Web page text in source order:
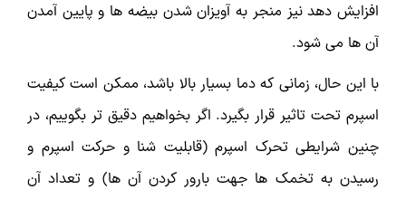
افزایش دهد نیز منجر به آویزان شدن بیضه ها و پایین آمدن
آن ها می شود.
با این حال، زمانی که دما بسیار بالا باشد، ممکن است کیفیت
اسپرم تحت تاثیر قرار بگیرد. اگر بخواهیم دقیق تر بگوییم، در
چنین شرایطی تحرک اسپرم (قابلیت شنا و حرکت اسپرم و
رسیدن به تخمک ها جهت بارور کردن آن ها) و تعداد آن